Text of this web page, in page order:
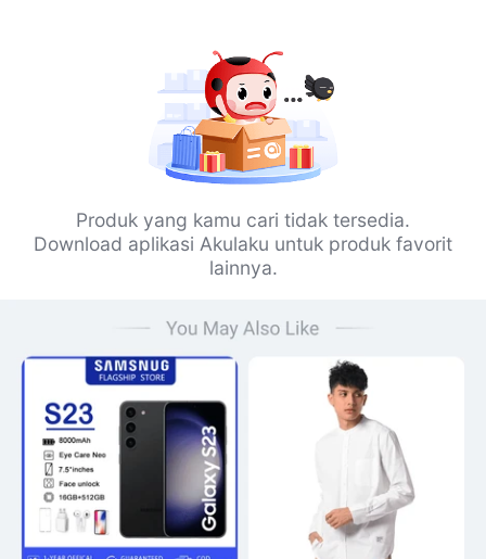
Produk yang kamu cari tidak tersedia.
Download aplikasi Akulaku untuk produk favorit
lainnya.